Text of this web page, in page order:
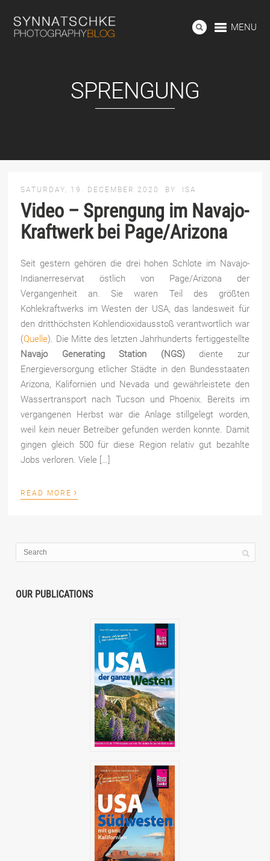
MENU
SPRENGUNG
SATURDAY, 19. DECEMBER 2020 BY ISA
Video – Sprengung im Navajo-
Kraftwerk bei Page/Arizona
Seit gestern gehören die drei hohen Schlote im Navajo-
Indianerreservat östlich von Page/Arizona der
Vergangenheit an. Sie waren Teil des größten
Kohlekraftwerks im Westen der USA, das landesweit für
den dritthöchsten Kohlendioxidausstoß verantwortlich war
(Quelle). Die Mitte des letzten Jahrhunderts fertiggestellte
Navajo Generating Station (NGS)diente zur
Energieversorgung etlicher Städte in den Bundesstaaten
Arizona, Kalifornien und Nevada und gewährleistete den
Wassertransport nach Tucson und Phoenix. Bereits im
vergangenen Herbst war die Anlage stillgelegt worden,
weil kein neuer Betreiber gefunden werden konnte. Damit
gingen gleich 500 für diese Region relativ gut bezahlte
Jobs verloren. Viele […]
READ MORE ›
OUR PUBLICATIONS